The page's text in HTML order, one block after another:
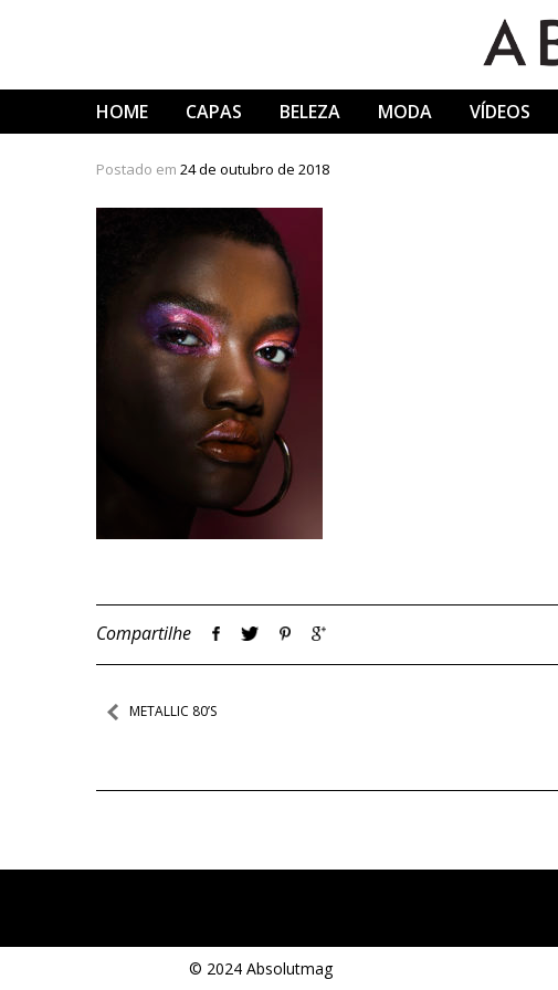
HOME CAPAS BELEZA MODA VÍDEOS
Postado em 24 de outubro de 2018
Compartilhe
Navegação
Post
METALLIC 80’S
© 2024 Absolutmag